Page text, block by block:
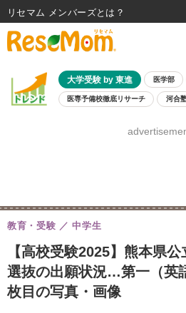
大学受験 by 東進 医学部
医専予備校徹底リサーチ 河合
8月開催学校説明会・
【高校受験2025】熊本県公
選抜の出願状況…第一（英
枚目の写真・画像
教育・受験 中学生
リセマム メンバーズ